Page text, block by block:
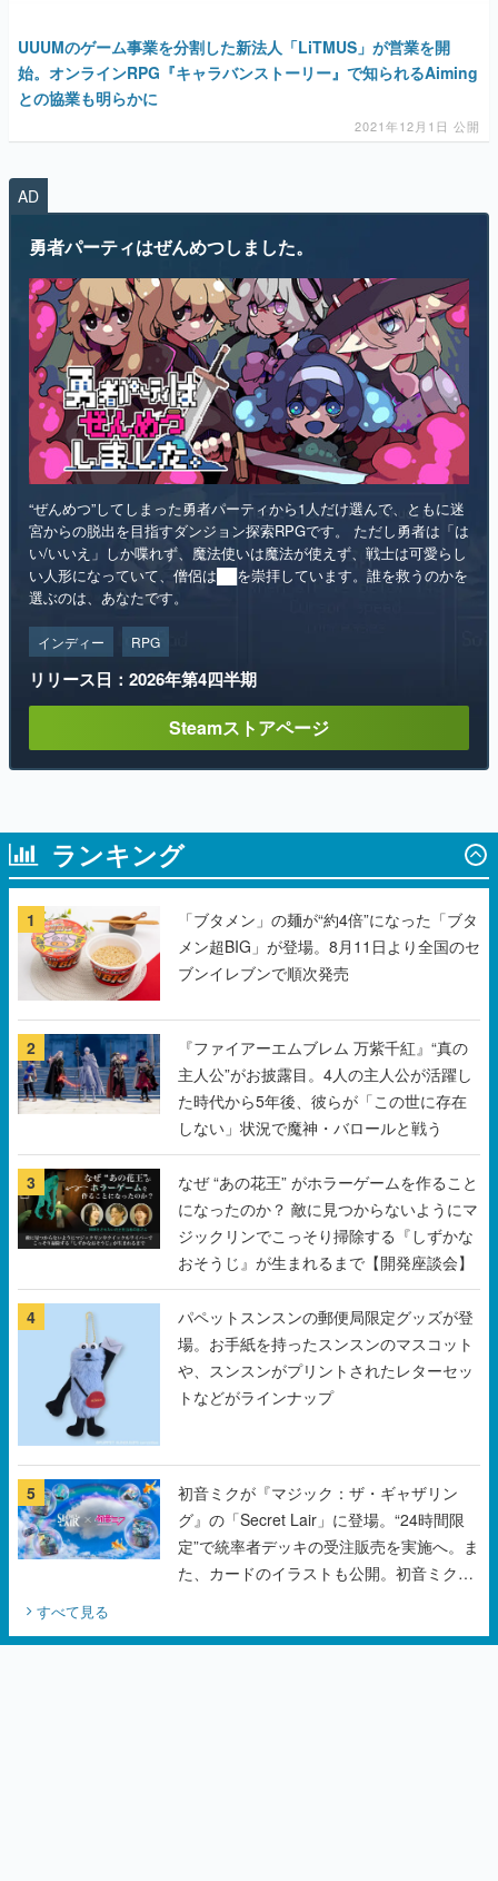
UUUMのゲーム事業を分割した新法人「LiTMUS」が営業を開
始。オンラインRPG『キャラバンストーリー』で知られるAiming
との協業も明らかに
2021年12月1日 公開
AD
勇者パーティはぜんめつしました。
“ぜんめつ”してしまった勇者パーティから1人だけ選んで、ともに迷
宮からの脱出を目指すダンジョン探索RPGです。 ただし勇者は「は
い/いいえ」しか喋れず、魔法使いは魔法が使えず、戦士は可愛らし
い人形になっていて、僧侶は██を崇拝しています。誰を救うのかを
選ぶのは、あなたです。
インディー RPG
リリース日：2026年第4四半期
Steamストアページ
ランキング
1
「ブタメン」の麺が“約4倍”になった「ブタ
メン超BIG」が登場。8月11日より全国のセ
ブンイレブンで順次発売
2
『ファイアーエムブレム 万紫千紅』“真の
主人公”がお披露目。4人の主人公が活躍し
た時代から5年後、彼らが「この世に存在
しない」状況で魔神・バロールと戦う
3
なぜ “あの花王” がホラーゲームを作ること
になったのか？ 敵に見つからないようにマ
ジックリンでこっそり掃除する『しずかな
おそうじ』が生まれるまで【開発座談会】
4
パペットスンスンの郵便局限定グッズが登
場。お手紙を持ったスンスンのマスコット
や、スンスンがプリントされたレターセッ
トなどがラインナップ
5
初音ミクが『マジック：ザ・ギャザリン
グ』の「Secret Lair」に登場。“24時間限
定”で統率者デッキの受注販売を実施へ。ま
た、カードのイラストも公開。初音ミクの
すべて見る